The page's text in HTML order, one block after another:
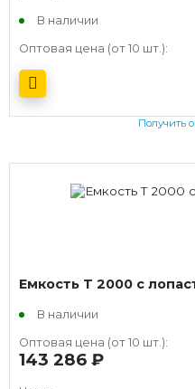
В наличии
Оптовая цена (от 10 шт.):
Получить
Емкость T 2000 с
В наличии
Оптовая цена (от 10 шт.):
143 286